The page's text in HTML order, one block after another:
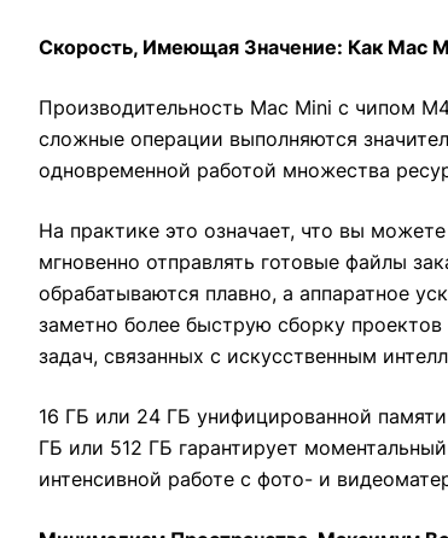
Скорость, Имеющая Значение: Как Mac
Производительность Mac Mini с чипом
сложные операции выполняются
одновременной работой множества
На практике это означает, что вы
мгновенно отправлять готовые файлы
обрабатываются плавно, а аппаратное
заметно более быструю сборку
задач, связанных с искусственным
16 ГБ или 24 ГБ унифицированной
ГБ или 512 ГБ гарантирует
интенсивной работе с фото- и